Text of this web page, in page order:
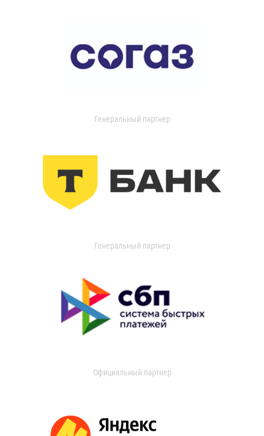
Генеральный партнер
Генеральный партнер
Официальный партнер